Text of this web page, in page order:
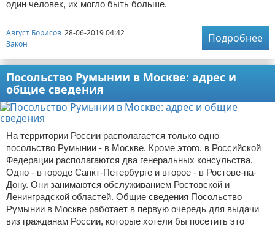
один человек, их могло быть больше.
Август Борисов 28-06-2019 04:42
Закон
Подробнее
Посольство Румынии в Москве: адрес и
общие сведения
На территории России располагается только одно
посольство Румынии - в Москве. Кроме этого, в Российской
Федерации располагаются два генеральных консульства.
Одно - в городе Санкт-Петербурге и второе - в Ростове-на-
Дону. Они занимаются обслуживанием Ростовской и
Ленинградской областей. Общие сведения Посольство
Румынии в Москве работает в первую очередь для выдачи
виз гражданам России, которые хотели бы посетить это